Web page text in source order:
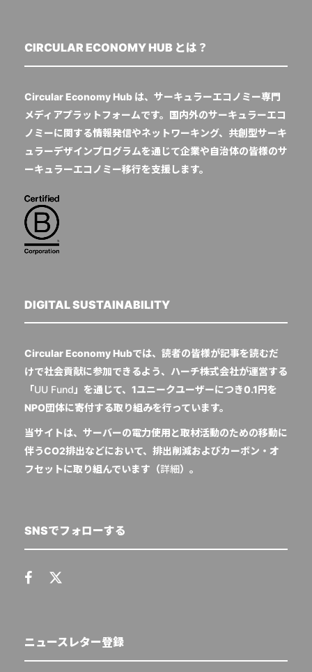
CIRCULAR ECONOMY HUB とは？
Circular Economy Hub は、サーキュラーエコノミー専門
メディアプラットフォームです。国内外のサーキュラーエコ
ノミーに関する情報発信やネットワーキング、共創型サーキ
ュラーデザインプログラムを通じて企業や自治体の皆様のサ
ーキュラーエコノミー移行を支援します。
DIGITAL SUSTAINABILITY
Circular Economy Hubでは、読者の皆様が記事を読むだ
けで社会貢献に参加できるよう、ハーチ株式会社が運営する
「UU Fund 」を通じて、1ユニークユーザーにつき0.1円を
NPO団体に寄付する取り組みを行っています。
当サイトは、サーバーの電力使用と取材活動のための移動に
伴うCO2排出などにおいて、排出削減およびカーボン・オ
フセットに取り組んでいます（詳細）。
SNSでフォローする
ニュースレター登録